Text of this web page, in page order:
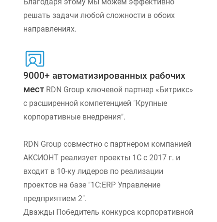
Благодаря этому мы можем эффективно
решать задачи любой сложности в обоих
направлениях.
9000+ автоматизированных рабочих
мест RDN Group ключевой партнер «Битрикс»
с расширенной компетенцией "Крупные
корпоративные внедрения".
RDN Group совместно с партнером компанией
АКСИОНТ реализует проекты 1С с 2017 г. и
входит в 10-ку лидеров по реализации
проектов на базе "1С:ERP Управление
предприятием 2".
Дважды Победитель конкурса корпоративной